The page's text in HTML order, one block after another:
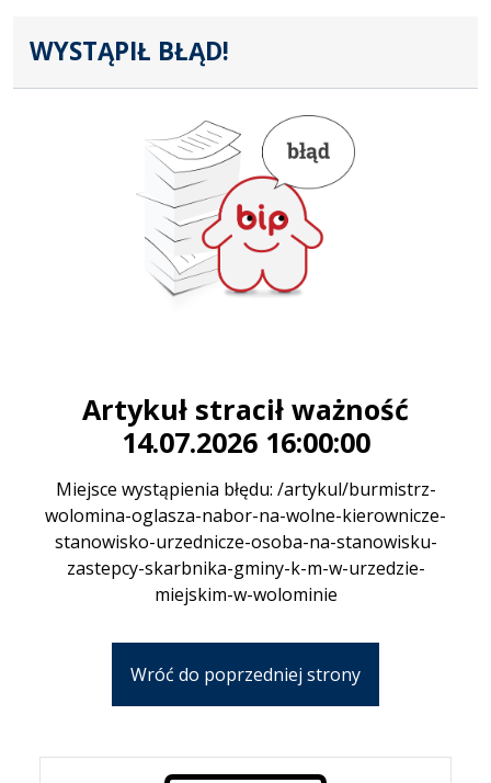
WYSTĄPIŁ BŁĄD!
Artykuł stracił ważność
14.07.2026 16:00:00
Miejsce wystąpienia błędu: /artykul/burmistrz-
wolomina-oglasza-nabor-na-wolne-kierownicze-
stanowisko-urzednicze-osoba-na-stanowisku-
zastepcy-skarbnika-gminy-k-m-w-urzedzie-
miejskim-w-wolominie
Wróć do poprzedniej strony